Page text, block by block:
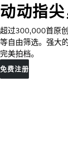
动动指
超过300,000首原
等自由筛选。强大
完美拍档。
免费注册